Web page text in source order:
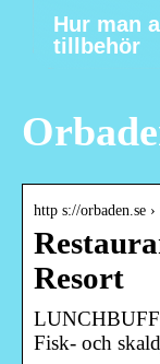
Hur man
tillbehör
http s://orbaden.se ›
Resort
Fisk- och